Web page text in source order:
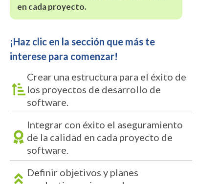
en cada proyecto.
¡Haz clic en la sección que más te
interese para comenzar!
Crear una estructura para el éxito de
los proyectos de desarrollo de
software.
Integrar con éxito el aseguramiento
de la calidad en cada proyecto de
software.
Definir objetivos y planes